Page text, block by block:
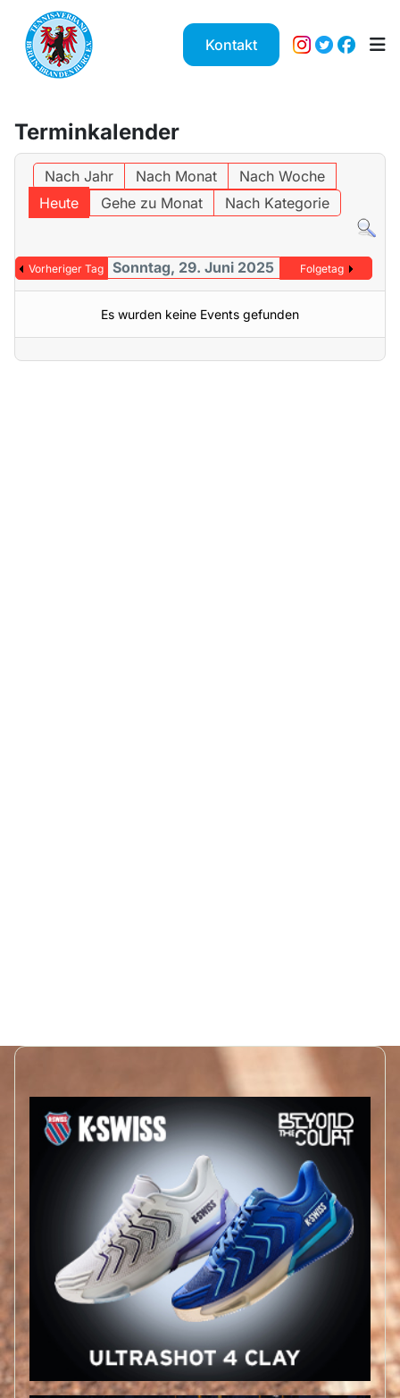
Kontakt
Terminkalender
Nach Jahr Nach Monat
Nach Woche
Heute
Gehe zu Monat Nach Kategorie
Vorheriger Tag Sonntag, 29. Juni 2025 Folgetag
Es wurden keine Events gefunden